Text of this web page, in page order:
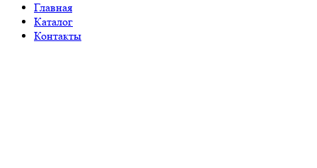
Главная
Каталог
Контакты